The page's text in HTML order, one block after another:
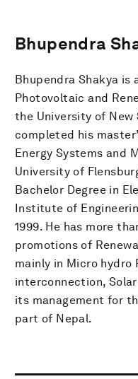
Bhupendra
Bhupendra Shakya is
Photovoltaic and
the University of New
completed his
Energy Systems and
University of
Bachelor Degree in
Institute of
1999. He has more
promotions of
mainly in Micro hydro
interconnection,
its management for
part of Nepal.